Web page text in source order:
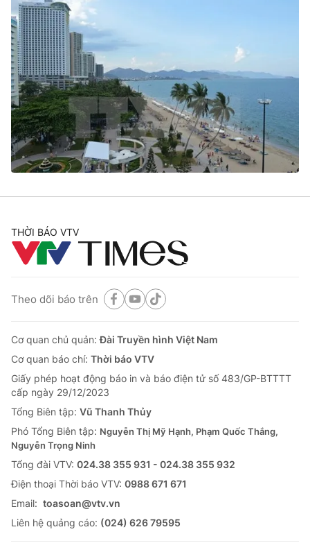
THỜI BÁO VTV
Theo dõi báo trên
Cơ quan chủ quản:Đài Truyền hình Việt Nam
Cơ quan báo chí: Thời báo VTV
Giấy phép hoạt động báo in và báo điện tử số 483/GP-BTTTT
cấp ngày 29/12/2023
Tổng Biên tập: Vũ Thanh Thủy
Phó Tổng Biên tập: Nguyễn Thị Mỹ Hạnh, Phạm Quốc Thắng,
Nguyễn Trọng Ninh
Tổng đài VTV: 024.38 355 931 - 024.38 355 932
Ðiện thoại Thời báo VTV: 0988 671 671
Email: toasoan@vtv.vn
Liên hệ quảng cáo: (024) 626 79595